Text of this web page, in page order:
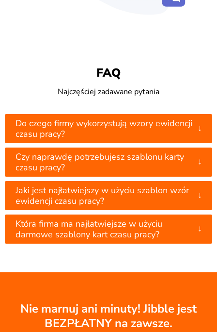
FAQ
Najczęściej zadawane pytania
Do czego firmy wykorzystują wzory ewidencji
czasu pracy?
↓
Czy naprawdę potrzebujesz szablonu karty
czasu pracy?
↓
Jaki jest najłatwiejszy w użyciu szablon wzór
ewidencji czasu pracy?
↓
Która firma ma najłatwiejsze w użyciu
darmowe szablony kart czasu pracy?
↓
Nie marnuj ani minuty! Jibble jest
BEZPŁATNY na zawsze.